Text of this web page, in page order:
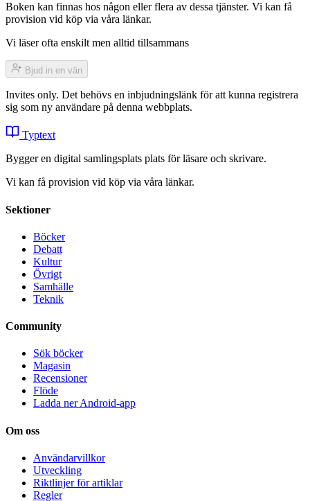
Boken kan finnas hos någon eller flera av dessa tjänster. Vi kan få
provision vid köp via våra länkar.
Vi läser ofta enskilt men alltid tillsammans
Bjud in en vän
Invites only. Det behövs en inbjudningslänk för att kunna registrera
sig som ny användare på denna webbplats.
Typtext
Bygger en digital samlingsplats plats för läsare och skrivare.
Vi kan få provision vid köp via våra länkar.
Sektioner
Böcker
Debatt
Kultur
Övrigt
Samhälle
Teknik
Community
Sök böcker
Magasin
Recensioner
Flöde
Ladda ner Android-app
Om oss
Användarvillkor
Utveckling
Riktlinjer för artiklar
Regler